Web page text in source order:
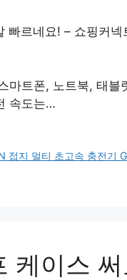
빠르네요! – 쇼핑커
마트폰, 노트북, 태
속도는…
접지 멀티 초고속 충전기
케이스